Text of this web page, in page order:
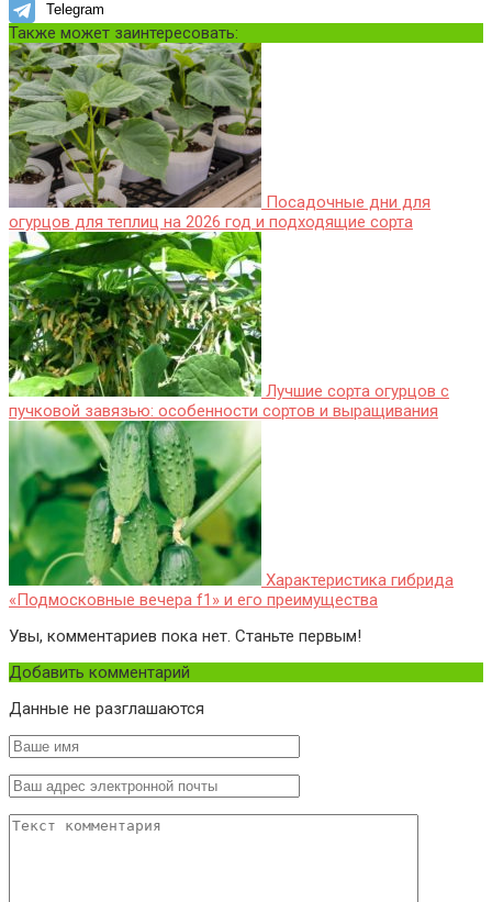
Telegram
Также может заинтересовать:
Посадочные дни для
огурцов для теплиц на 2026 год и подходящие сорта
Лучшие сорта огурцов с
пучковой завязью: особенности сортов и выращивания
Характеристика гибрида
«Подмосковные вечера f1» и его преимущества
Увы, комментариев пока нет. Станьте первым!
Добавить комментарий
Данные не разглашаются